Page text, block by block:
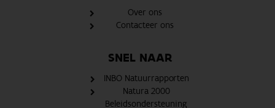
Over ons
Contacteer ons
SNEL NAAR
INBO Natuurrapporten
Natura 2000
Beleidsondersteuning